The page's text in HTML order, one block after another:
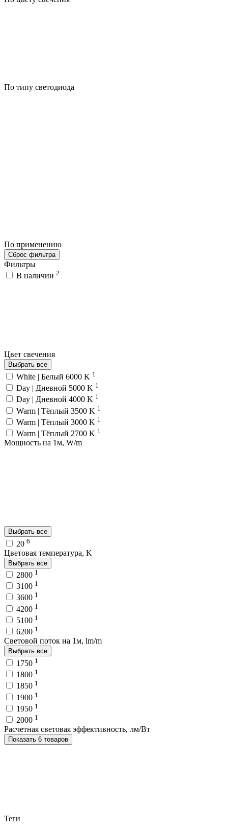
По типу светодиода
По применению
Сброс фильтра
Фильтры
В наличии 2
Цвет свечения
Выбрать все
White | Белый 6000 K 1
Day | Дневной 5000 K 1
Day | Дневной 4000 K 1
Warm | Тёплый 3500 K 1
Warm | Тёплый 3000 K 1
Warm | Тёплый 2700 K 1
Мощность на 1м, W/m
Выбрать все
20 6
Цветовая температура, K
Выбрать все
2800 1
3100 1
3600 1
4200 1
5100 1
6200 1
Световой поток на 1м, lm/m
Выбрать все
1750 1
1800 1
1850 1
1900 1
1950 1
2000 1
Расчетная световая эффективность, лм/Вт
Показать 6 товаров
Теги